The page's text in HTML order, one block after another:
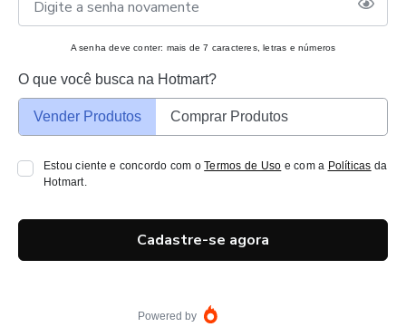
A senha deve conter: mais de 7 caracteres, letras e números
O que você busca na Hotmart?
Vender Produtos Comprar Produtos
Estou ciente e concordo com oTermos de Uso e com a Políticas da
Hotmart.
Cadastre-se agora
Powered by